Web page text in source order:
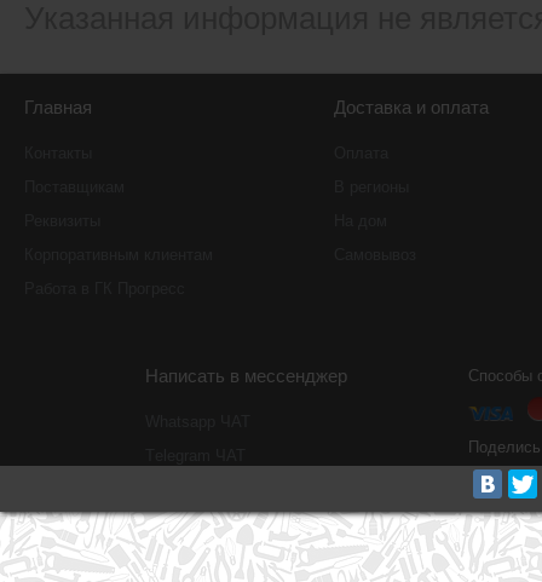
Главная Доставка и оплата
Написать в мессенджер Способы